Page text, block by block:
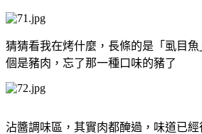
猜猜看我在烤什麼，長條的是「虱目
個是豬肉，忘了那一種口味的豬了
沾醬調味區，其實肉都醃過，味道已